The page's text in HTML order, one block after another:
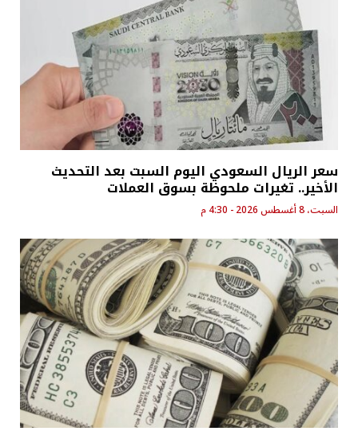
سعر الريال السعودي اليوم السبت بعد التحديث
الأخير.. تغيرات ملحوظة بسوق العملات
السبت، 8 أغسطس 2026 - 4:30 م